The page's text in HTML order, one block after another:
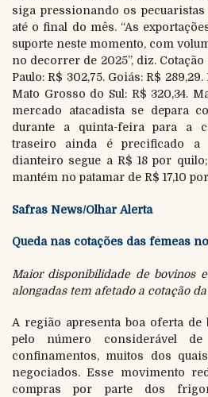
siga pressionando os
até o final do mês. “As
suporte neste momento, com
no decorrer de 2025”, diz.
Paulo: R$ 302,75. Goiás: R$
Mato Grosso do Sul: R$ 320,34.
mercado atacadista se depara
durante a quinta-feira para a
traseiro ainda é precificado a
dianteiro segue a R$ 18 por
mantém no patamar de R$ 17,10
Safras News/Olhar Alerta
Queda nas cotações das fêmeas
Maior disponibilidade de bovinos
alongadas tem afetado a cotação
A região apresenta boa oferta
pelo número considerável
confinamentos, muitos dos
negociados. Esse movimento
compras por parte dos